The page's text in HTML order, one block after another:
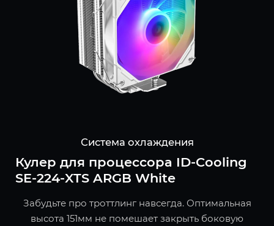
Система охлаждения
Кулер для процессора ID-Cooling
SE-224-XTS ARGB White
Забудьте про троттлинг навсегда. Оптимальная
высота 151мм не помешает закрыть боковую